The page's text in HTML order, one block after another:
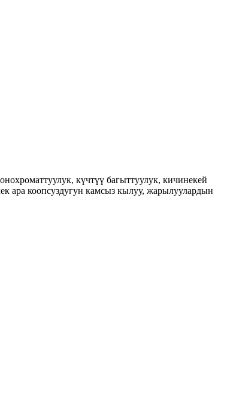
күчтүү багыттуулук, кичинекей
коопсуздугун камсыз кылуу, жарылуулардын